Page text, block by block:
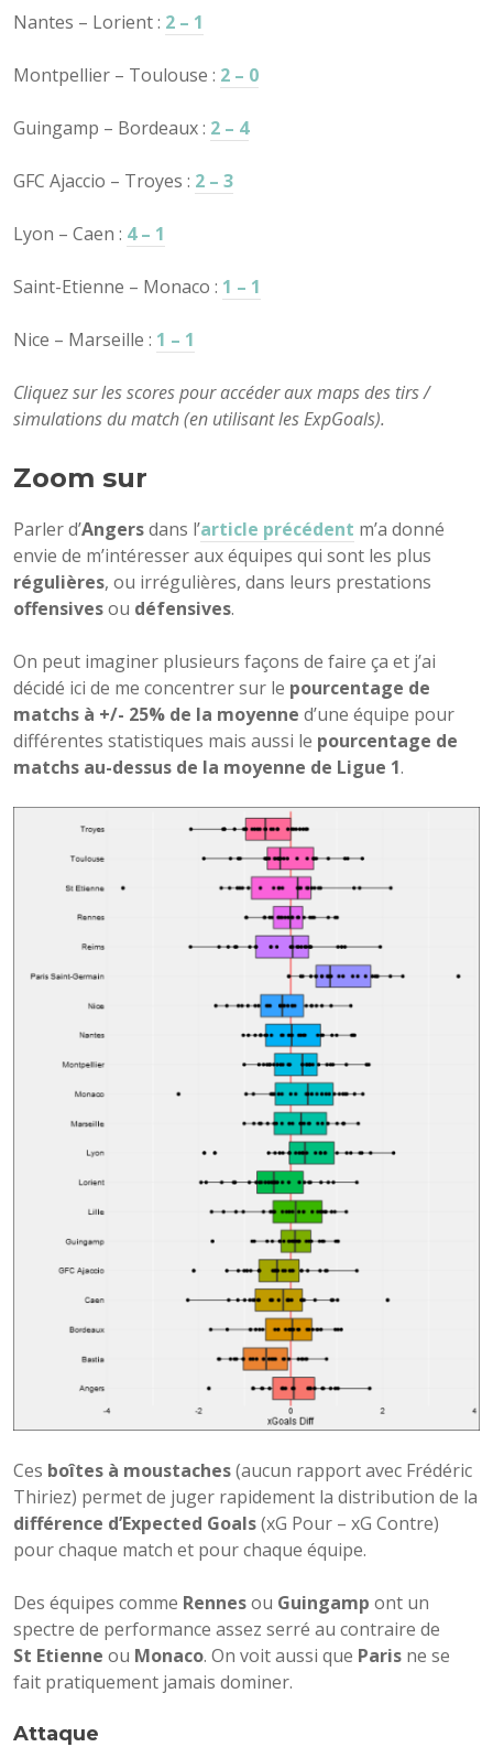
Nantes – Lorient : 2 – 1
Montpellier – Toulouse : 2 – 0
Guingamp – Bordeaux : 2 – 4
GFC Ajaccio – Troyes : 2 – 3
Lyon – Caen : 4 – 1
Saint-Etienne – Monaco : 1 – 1
Nice – Marseille : 1 – 1
Cliquez sur les scores pour accéder aux maps des tirs /
simulations du match (en utilisant les ExpGoals).
Zoom sur
Parler d’Angersdans l’article précédent m’a donné
envie de m’intéresser aux équipes qui sont les plus
régulières, ou irrégulières, dans leurs prestations
offensivesou défensives.
On peut imaginer plusieurs façons de faire ça et j’ai
décidé ici de me concentrer sur le pourcentage de
matchs à +/- 25% de la moyenne d’une équipe pour
différentes statistiques mais aussi le pourcentage de
matchs au-dessus de la moyenne de Ligue 1.
Ces boîtes à moustaches(aucun rapport avec Frédéric
Thiriez) permet de juger rapidement la distribution de la
différence d’Expected Goals(xG Pour – xG Contre)
pour chaque match et pour chaque équipe.
Des équipes comme Rennesou Guingamp ont un
spectre de performance assez serré au contraire de
St Etienne ou Monaco. On voit aussi que Paris ne se
fait pratiquement jamais dominer.
Attaque